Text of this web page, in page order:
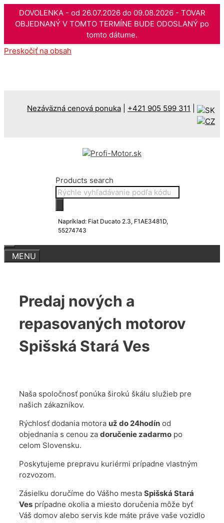
DOVOLENKA - od 26.07.2026 do 09.08.2026 - TOVAR
OBJEDNANÝ V TOMTO TERMÍNE BUDE ODOSLANÝ po
tomto dátume.
Preskočiť na obsah
Nezáväzná cenová ponuka +421 905 599 311
Products search
Napríklad: Fiat Ducato 2.3, F1AE3481D,
55274743
Predaj nových a
repasovaných motorov
Spišská Stará Ves
Naša spoločnosť ponúka širokú škálu služieb pre
našich zákazníkov.
Rýchlosť dodania motora už do 24hodín od
objednania s cenou za doručenie zadarmo po
celom Slovensku.
Poskytujeme prepravu kuriérmi prípadne vlastným
rozvozom.
Zásielku doručíme do Vášho mesta Spišská Stará
Ves prípadne okolia a miesto doručenia môže byť
Váš domov alebo servis kde máte práve vaše vozidlo